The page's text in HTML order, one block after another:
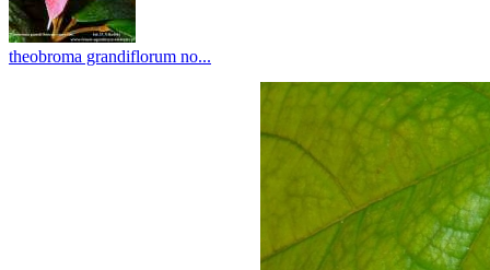
theobroma grandiflorum no...